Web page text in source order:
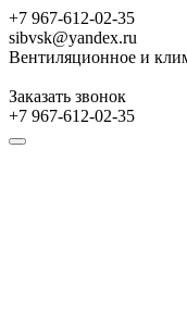
+7 967-612-02-35
sibvsk@yandex.ru
Вентиляционное и
Заказать звонок
+7 967-612-02-35